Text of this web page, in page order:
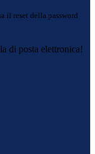
il reset della password
di posta elettronica!